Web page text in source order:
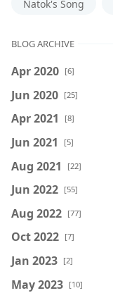
Natok's Song
BLOG ARCHIVE
Apr 2020 [6]
Jun 2020 [25]
Apr 2021 [8]
Jun 2021 [5]
Aug 2021 [22]
Jun 2022 [55]
Aug 2022 [77]
Oct 2022 [7]
Jan 2023 [2]
May 2023 [10]